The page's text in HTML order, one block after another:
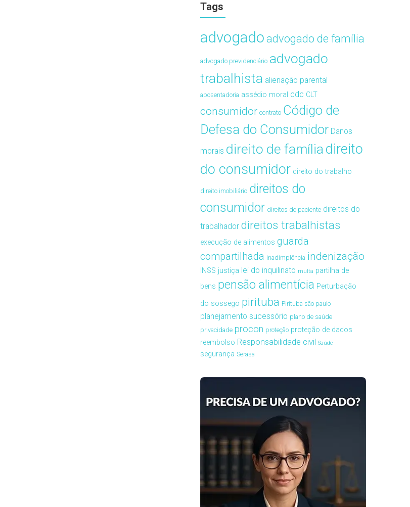
Tags
advogado advogado de família
advogado previdenciário advogado
trabalhista alienação parental
aposentadoria assédio moral cdc CLT
consumidor contrato Código de
Defesa do Consumidor Danos
morais direito de famíliadireito
do consumidor direito do trabalho
direito imobiliário direitos do
consumidor direitos do paciente direitos do
trabalhador direitos trabalhistas
execução de alimentos guarda
compartilhada inadimplência indenização
INSS justiça lei do inquilinato multa partilha de
bens pensão alimentícia Perturbação
do sossego pirituba Pirituba são paulo
planejamento sucessório plano de saúde
privacidade procon proteção proteção de dados
reembolso Responsabilidade civil Saúde
segurança Serasa